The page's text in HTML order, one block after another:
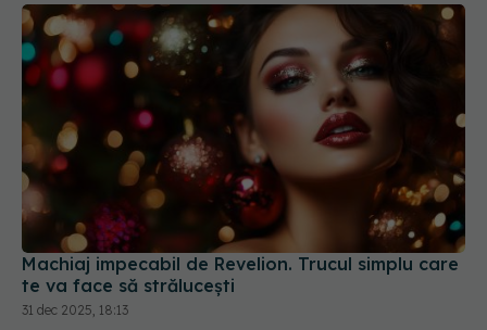
Machiaj impecabil de Revelion. Trucul simplu care
te va face să strălucești
31 dec 2025, 18:13